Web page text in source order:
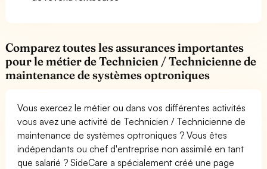
Comparez toutes les assurances importantes
pour le métier de Technicien / Technicienne de
maintenance de systèmes optroniques
Vous exercez le métier ou dans vos différentes activités
vous avez une activité de Technicien / Technicienne de
maintenance de systèmes optroniques ? Vous êtes
indépendants ou chef d'entreprise non assimilé en tant
que salarié ? SideCare a spécialement créé une page